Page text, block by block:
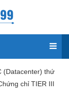
(Datacenter) thứ
chỉ TIER III